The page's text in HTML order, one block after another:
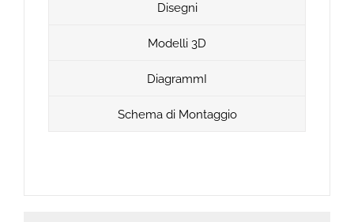
Disegni
Modelli 3D
DiagrammI
Schema di Montaggio